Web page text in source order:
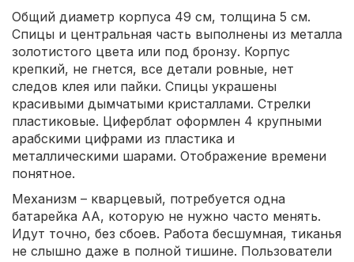
Общий диаметр корпуса 49 см, толщина 5 см.
Спицы и центральная часть выполнены из металла
золотистого цвета или под бронзу. Корпус
крепкий, не гнется, все детали ровные, нет
следов клея или пайки. Спицы украшены
красивыми дымчатыми кристаллами. Стрелки
пластиковые. Циферблат оформлен 4 крупными
арабскими цифрами из пластика и
металлическими шарами. Отображение времени
понятное.
Механизм – кварцевый, потребуется одна
батарейка АА, которую не нужно часто менять.
Идут точно, без сбоев. Работа бесшумная, тиканья
не слышно даже в полной тишине. Пользователи